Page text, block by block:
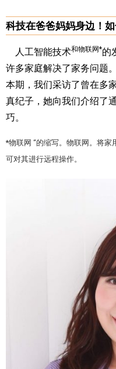
科技在爸爸妈妈身边！
人工智能技术和物联网*的
许多家庭解决了家务问题。
本期，我们采访了曾在多
真纪子，她向我们介绍了
巧。
*物联网 “的缩写。物联网。将家
可对其进行远程操作。